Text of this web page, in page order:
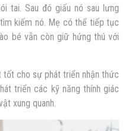
tai. Sau đó giấu nó sau lưng
kiếm nó. Mẹ có thể tiếp tục
bé vẫn còn giữ hứng thú với
tốt cho sự phát triển nhận thức
triển các kỹ năng thính giác
xung quanh.